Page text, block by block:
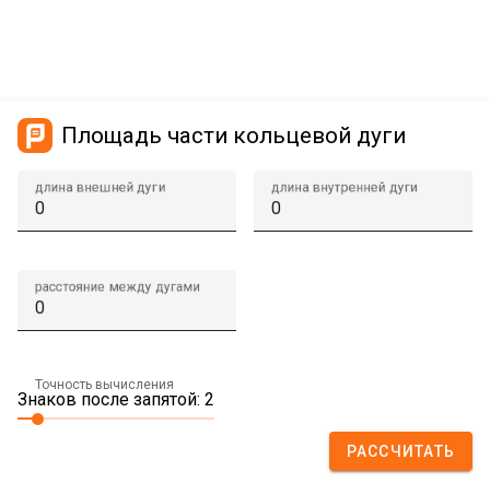
Площадь части кольцевой дуги
длина внешней дуги длина внутренней дуги
расстояние между дугами
Точность вычисления
Знаков после запятой: 2
РАССЧИТАТЬ